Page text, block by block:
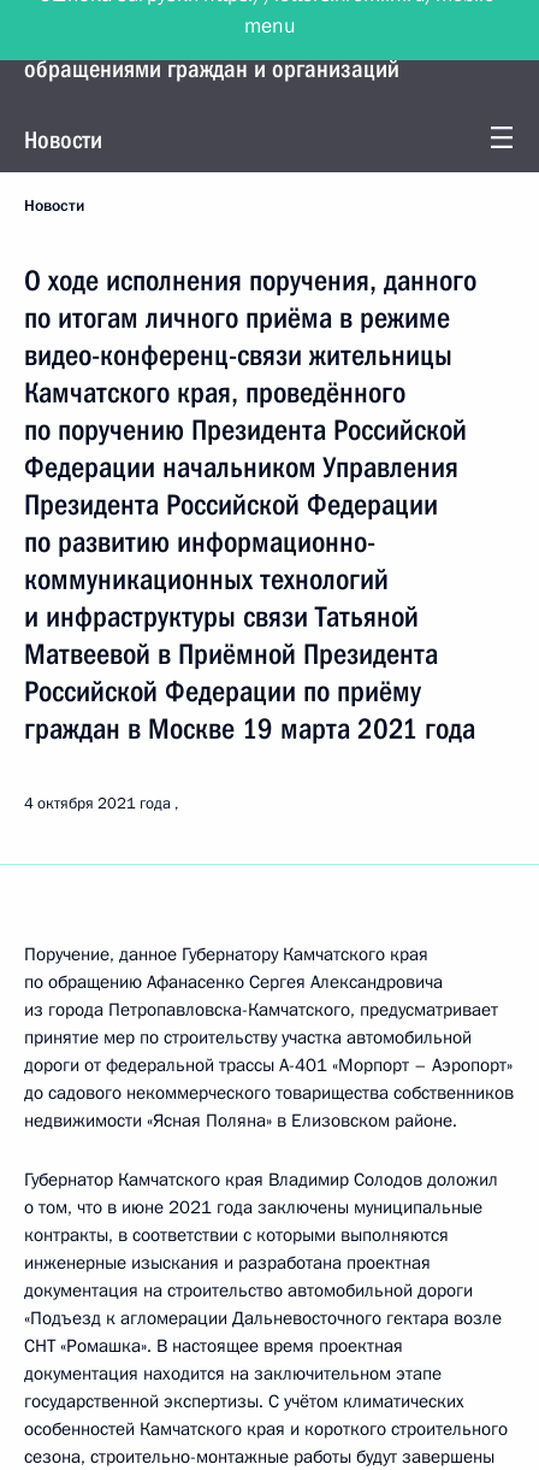
Управление Президента по работе с
обращениями граждан и организаций
Новости
Новости
О ходе исполнения поручения, данного
по итогам личного приёма в режиме
видео-конференц-связи жительницы
Камчатского края, проведённого
по поручению Президента Российской
Федерации начальником Управления
Президента Российской Федерации
по развитию информационно-
коммуникационных технологий
и инфраструктуры связи Татьяной
Матвеевой в Приёмной Президента
Российской Федерации по приёму
граждан в Москве 19 марта 2021 года
4 октября 2021 года
Поручение, данное Губернатору Камчатского края
по обращению Афанасенко Сергея Александровича
из города Петропавловска-Камчатского, предусматривает
принятие мер по строительству участка автомобильной
дороги от федеральной трассы А-401 «Морпорт – Аэропорт»
до садового некоммерческого товарищества собственников
недвижимости «Ясная Поляна» в Елизовском районе.
Губернатор Камчатского края Владимир Солодов доложил
о том, что в июне 2021 года заключены муниципальные
контракты, в соответствии с которыми выполняются
инженерные изыскания и разработана проектная
документация на строительство автомобильной дороги
«Подъезд к агломерации Дальневосточного гектара возле
СНТ «Ромашка». В настоящее время проектная
документация находится на заключительном этапе
государственной экспертизы. С учётом климатических
особенностей Камчатского края и короткого строительного
сезона, строительно-монтажные работы будут завершены
menu